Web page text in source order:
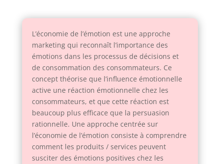
L’économie de l’émotion est une approche
marketing qui reconnaît l’importance des
émotions dans les processus de décisions et
de consommation des consommateurs. Ce
concept théorise que l’influence émotionnelle
active une réaction émotionnelle chez les
consommateurs, et que cette réaction est
beaucoup plus efficace que la persuasion
rationnelle. Une approche centrée sur
l’économie de l’émotion consiste à comprendre
comment les produits / services peuvent
susciter des émotions positives chez les